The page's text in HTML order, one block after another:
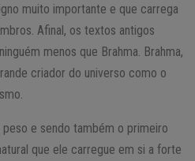
muito importante e que carrega
Afinal, os textos antigos
menos que Brahma. Brahma,
criador do universo como o
e sendo também o primeiro
que ele carregue em si a forte